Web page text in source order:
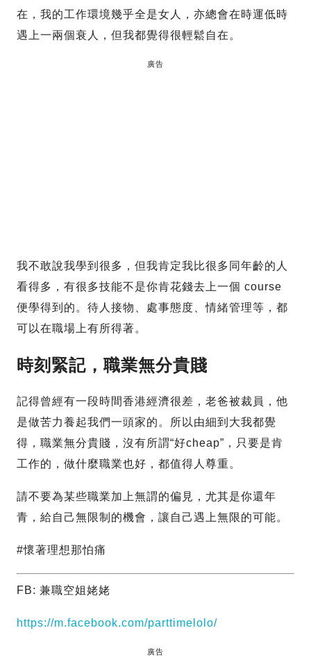
在，我的工作環境幾乎全是女人，亦總會在時運低時
遇上一兩個衰人，但我都覺得很輕鬆自在。
廣告
我不敢說我學到很多，但我肯定我比很多同年齡的人
看得多，有很多技能不是你肯花錢去上一個 course
便學得到的。待人接物、處事態度、情緒管理等，都
可以在職場上有所得著。
時刻緊記，職業無分貴賤
記得曾經有一段時間香港經濟很差，老爸被裁員，他
是做苦力養起我們一頭家的。所以由細到大我都覺
得，職業無分貴賤，沒有所謂“好cheap”，只要是肯
工作的，做什麼職業也好，都值得人尊重。
請不要為某些職業加上無謂的偏見，尤其是你還年
青，給自己無限制的機會，讓自己遇上無限的可能。
#懷著理想那怕痛
FB: 兼職空姐姥姥
https://m.facebook.com/parttimelolo/
廣告